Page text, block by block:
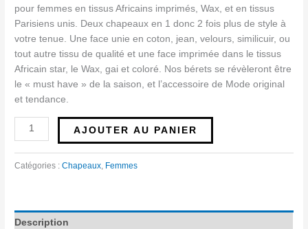
pour femmes en tissus Africains imprimés, Wax, et en tissus
Parisiens unis. Deux chapeaux en 1 donc 2 fois plus de style à
votre tenue. Une face unie en coton, jean, velours, similicuir, ou
tout autre tissu de qualité et une face imprimée dans le tissus
Africain star, le Wax, gai et coloré. Nos bérets se révèleront être
le « must have » de la saison, et l’accessoire de Mode original
et tendance.
AJOUTER AU PANIER
Catégories :Chapeaux Femmes
Description